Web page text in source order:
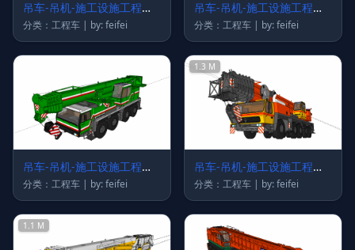
吊车-吊机-施工设施工程车
20
分类：工程车 | by: feifei
吊车-吊机-施工设施工程车
19
分类：工程车 | by: feifei
吊车-吊机-施工设施工程车
17
分类：工程车 | by: feifei
1.3 M
吊车-吊机-施工设施工程车
16
分类：工程车 | by: feifei
1.1 M